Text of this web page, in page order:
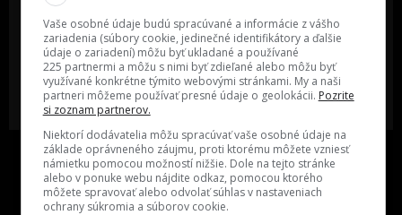
ľudí v rôznych vekových
kategóriách a na rôznych
sociálnych sieťach a nakopni svoj
biznis alebo produkt.
MÁM ZÁUJEM O
SPOLUPRÁCU
mali určite napísať?
POŠLI NÁM TIP NA ČLÁNOK
Vaše osobné údaje budú spracúvané a informácie z vášho
zariadenia (súbory cookie, jedinečné identifikátory a ďalšie
údaje o zariadení) môžu byť ukladané a používané
225 partnermi a môžu s nimi byť zdieľané alebo môžu byť
využívané konkrétne týmito webovými stránkami. My a naši
partneri môžeme používať presné údaje o geolokácii. Pozrite
si zoznam partnerov.
Niektorí dodávatelia môžu spracúvať vaše osobné údaje na
základe oprávneného záujmu, proti ktorému môžete vzniesť
námietku pomocou možností nižšie. Dole na tejto stránke
alebo v ponuke webu nájdite odkaz, pomocou ktorého
môžete spravovať alebo odvolať súhlas v nastaveniach
ochrany súkromia a súborov cookie.